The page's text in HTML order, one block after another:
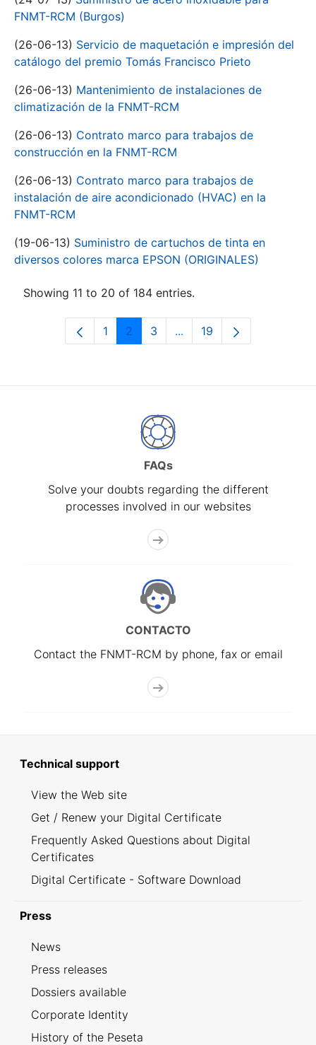
FNMT-RCM (Burgos)
(26-06-13) Servicio de maquetación e impresión del
catálogo del premio Tomás Francisco Prieto
(26-06-13) Mantenimiento de instalaciones de
climatización de la FNMT-RCM
(26-06-13) Contrato marco para trabajos de
construcción en la FNMT-RCM
(26-06-13) Contrato marco para trabajos de
instalación de aire acondicionado (HVAC) en la
FNMT-RCM
(19-06-13) Suministro de cartuchos de tinta en
diversos colores marca EPSON (ORIGINALES)
Showing 11 to 20 of 184 entries.
Page
1 Page
2 Page
3 ...Intermediate Pages Use
Page
19
FAQs
Solve your doubts regarding the different
processes involved in our websites
CONTACTO
Contact the FNMT-RCM by phone, fax or email
Technical support
View the Web site
Get / Renew your Digital Certificate
Frequently Asked Questions about Digital
Certificates
Digital Certificate - Software Download
Press
News
Press releases
Dossiers available
Corporate Identity
History of the Peseta